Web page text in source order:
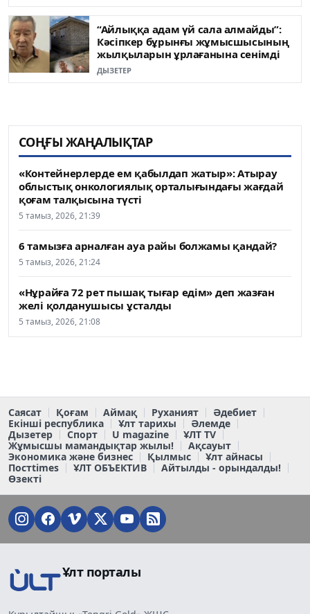
“Айлыққа адам үй сала алмайды”:
Кәсіпкер бұрынғы жұмысшысының
жылқыларын ұрлағанына сенімді
ДЫЗЕТЕР
СОҢҒЫ ЖАҢАЛЫҚТАР
«Контейнерлерде ем қабылдап жатыр»: Атырау
облыстық онкологиялық орталығындағы жағдай
қоғам талқысына түсті
5 тамыз, 2026, 21:39
6 тамызға арналған ауа райы болжамы қандай?
5 тамыз, 2026, 21:24
«Нұрайға 72 рет пышақ тығар едім» деп жазған
желі қолданушысы ұсталды
5 тамыз, 2026, 21:08
Саясат Қоғам Аймақ Руханият
Әдебиет
Екінші республика
Ұлт тарихы
Әлемде
Дызетер
Спорт U magazine
ҰЛТ TV
Жұмысшы мамандықтар жылы!
Ақсауыт
Экономика және бизнес
Қылмыс
Ұлт айнасы
Постtimes
ҰЛТ ОБЪЕКТИВ
Айтылды - орындалды!
Өзекті
Ұлт порталы